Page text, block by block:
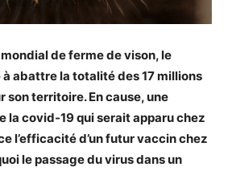
de ferme de vison, le
à abattre la totalité des 17 millions
son territoire. En cause, une
la covid-19 qui serait apparu chez
l’efficacité d’un futur vaccin chez
le passage du virus dans un